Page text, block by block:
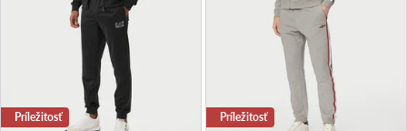
Príležitosť Príležitosť